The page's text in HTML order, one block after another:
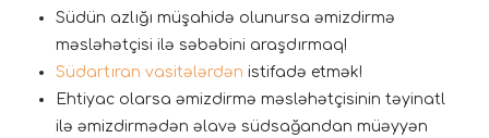
Südün azlığı müşahidə olunursa əmizdirmə
məsləhətçisi ilə səbəbini araşdırmaq!
Südartıran vasitələrdən istifadə etmək!
Ehtiyac olarsa əmizdirmə məsləhətçisinin təyinatl
ilə əmizdirmədən əlavə südsağandan müəyyən